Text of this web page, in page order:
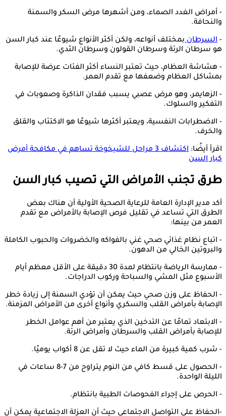
- أمراض الغدد الصماء، ومن أشهرها مرض السكر والسمنة
والنحافة.
- السرطانبمختلف أنواعه، ولكن أكثر الأنواع شيوعًا عند كبار السن
هو سرطان الرئة وسرطان القولون وسرطان الثدي.
- هشاشة العظام، حيث تعتبر النساء أكثر الفئات عرضة للإصابة
بمشاكل العظام وضعفها مع تقدم العمر.
- الزهايمر، وهو مرض عصبي يسبب فقدان الذاكرة وصعوبات في
التفكير والسلوك.
- الاضطرابات النفسية، ويعتبر أكثرها شيوعًا هو الاكتئاب والقلق
والخرف.
اقرأ أيضًا:
اكتشاف 3 مراحل للشيخوخة تساهم في مكافحة أمرض
كبار السن
طرق تجنب الأمراض التي تصيب كبار السن
أكد مدير الإدارة العامة للرعاية الصحية الأولية أن هناك بعض
الطرق التي تساعد في تقليل فرص الإصابة بالأمراض مع تقدم
العمر من بينها:
- اتباع نظام غذائي صحي غني بالفواكه والخضروات والحبوب الكاملة
والبروتين الخالي من الدهون.
- ممارسة الرياضة بانتظام لمدة 30 دقيقة على الأقل معظم أيام
الأسبوع مثل المشي والسباحة وركوب الدراجات.
- الحفاظ على وزن صحي حيث يمكن أن تؤدي السمنة إلى زيادة خطر
الإصابة بأمراض القلب والسكري وأنواع أخرى من الأمراض المزمنة.
- الابتعاد تمامًا عن التدخين الذي يعتبر من أهم عوامل الخطر
للإصابة بأمراض القلب والسرطان وأمراض الرئة.
- شرب كمية كبيرة من الماء حيث لا تقل عن 8 أكواب يوميًا.
- الحصول على قسط كافي من النوم يتراوح من 7-8 ساعات في
الليلة الواحدة.
- الحرص على إجراء الفحوصات الطبية بانتظام.
-الحفاظ على التواصل الاجتماعي حيث أن العزلة الاجتماعية يمكن أن